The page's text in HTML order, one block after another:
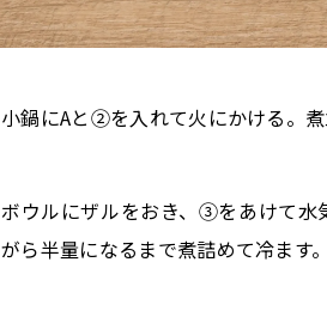
小鍋にAと②を入れて火にかける。
ボウルにザルをおき、③をあけて水
がら半量になるまで煮詰めて冷ます。